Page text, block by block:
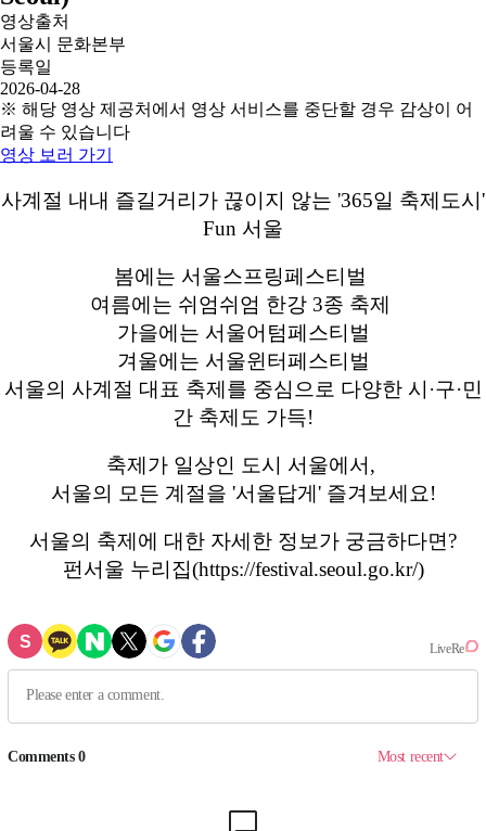
영상출처
서울시 문화본부
등록일
2026-04-28
※ 해당 영상 제공처에서 영상 서비스를 중단할 경우 감상이 어
려울 수 있습니다
영상 보러 가기
사계절 내내 즐길거리가 끊이지 않는 '365일 축제도시'
Fun 서울
봄에는 서울스프링페스티벌
여름에는 쉬엄쉬엄 한강 3종 축제
가을에는 서울어텀페스티벌
겨울에는 서울윈터페스티벌
서울의 사계절 대표 축제를 중심으로 다양한 시·구·민
간 축제도 가득!
축제가 일상인 도시 서울에서,
서울의 모든 계절을 '서울답게' 즐겨보세요!
서울의 축제에 대한 자세한 정보가 궁금하다면?
펀서울 누리집(https://festival.seoul.go.kr/)